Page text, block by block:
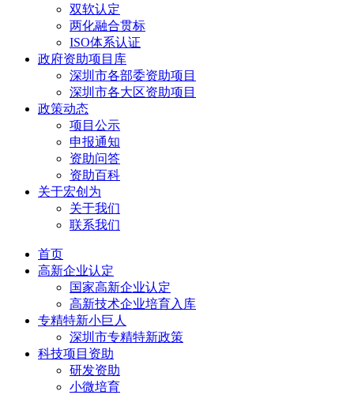
双软认定
两化融合贯标
ISO体系认证
政府资助项目库
深圳市各部委资助项目
深圳市各大区资助项目
政策动态
项目公示
申报通知
资助问答
资助百科
关于宏创为
关于我们
联系我们
首页
高新企业认定
国家高新企业认定
高新技术企业培育入库
专精特新小巨人
深圳市专精特新政策
科技项目资助
研发资助
小微培育